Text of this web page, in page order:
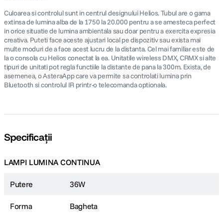
Culoarea si controlul sunt in centrul designului Helios. Tubul are o gama
extinsa de lumina alba de la 1750 la 20.000 pentru a se amesteca perfect
in orice situatie de lumina ambientala sau doar pentru a exercita expresia
creativa. Puteti face aceste ajustari local pe dispozitiv sau exista mai
multe moduri de a face acest lucru de la distanta. Cel mai familiar este de
la o consola cu Helios conectat la ea. Unitatile wireless DMX, CRMX si alte
tipuri de unitati pot regla functiile la distante de pana la 300m. Exista, de
asemenea, o AsteraApp care va permite sa controlati lumina prin
Bluetooth si controlul IR printr-o telecomanda optionala.
Specificații
LAMPI LUMINA CONTINUA
Putere 36W
Forma Bagheta